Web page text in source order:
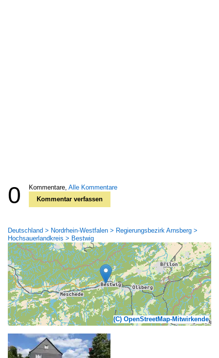
0 Kommentare, Alle Kommentare
Kommentar verfassen
Deutschland > Nordrhein-Westfalen > Regierungsbezirk Arnsberg >
Hochsauerlandkreis > Bestwig
(C) OpenStreetMap-Mitwirkende